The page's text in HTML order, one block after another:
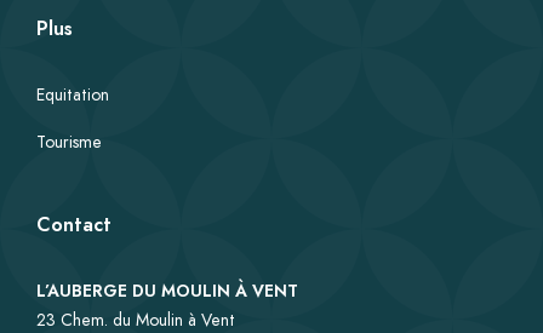
Plus
Equitation
Tourisme
Contact
L’AUBERGE DU MOULIN À VENT
23 Chem. du Moulin à Vent